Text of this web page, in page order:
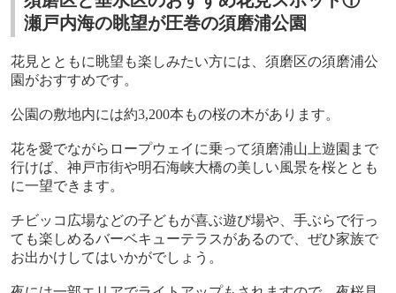
瀬戸内海の眺望が圧巻の須磨浦公園
花見とともに眺望も楽しみたい方には、須磨区の須磨浦公
園がおすすめです。
公園の敷地内には約3,200本もの桜の木があります。
花を愛でながらロープウェイに乗って須磨浦山上遊園まで
行けば、神戸市街や明石海峡大橋の美しい風景を桜ととも
に一望できます。
チビッコ広場などの子どもが喜ぶ遊び場や、手ぶらで行っ
ても楽しめるバーベキューテラスがあるので、ぜひ家族で
お出かけしてはいかがでしょう。